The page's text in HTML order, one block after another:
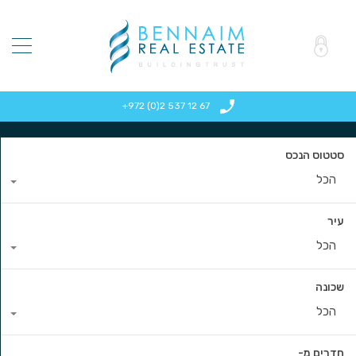
+972 (0)2 537 12 67
סטטוס הנכס
הכל
עיר
הכל
שכונה
הכל
חדרים מ-